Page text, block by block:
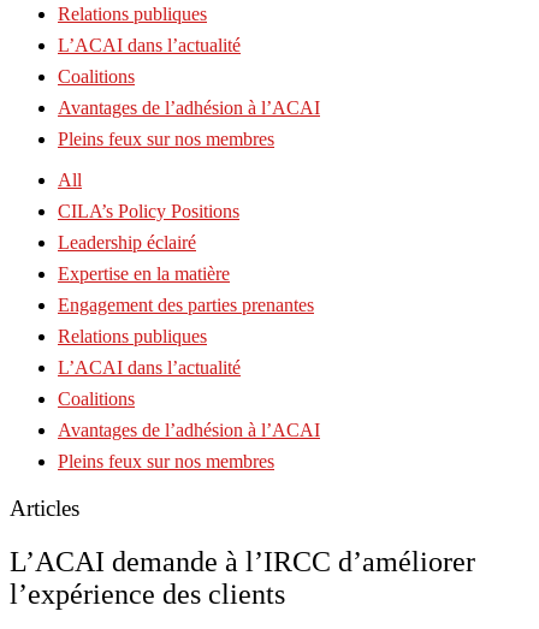
Relations publiques
L’ACAI dans l’actualité
Coalitions
Avantages de l’adhésion à l’ACAI
Pleins feux sur nos membres
All
CILA’s Policy Positions
Leadership éclairé
Expertise en la matière
Engagement des parties prenantes
Relations publiques
L’ACAI dans l’actualité
Coalitions
Avantages de l’adhésion à l’ACAI
Pleins feux sur nos membres
Articles
L’ACAI demande à l’IRCC d’améliorer
l’expérience des clients